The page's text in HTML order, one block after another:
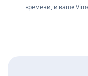
времени, и ваше